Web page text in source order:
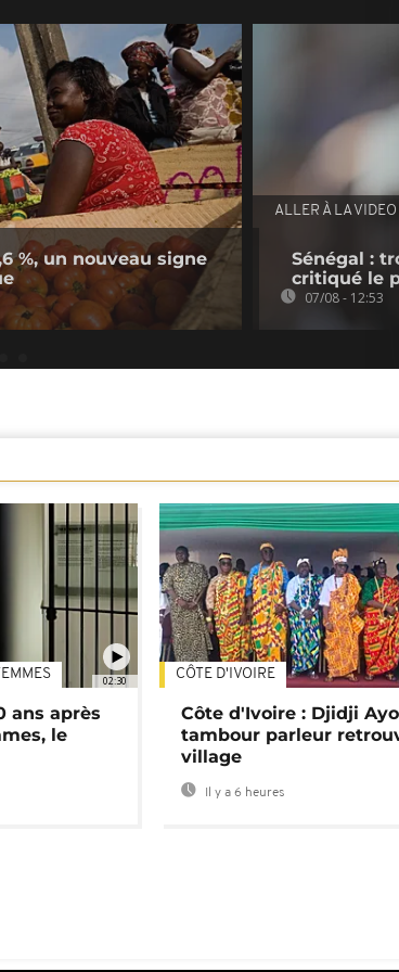
%, un nouveau signe
ALLER À LA VIDEO
Sénégal :
critiqué le
07/08 - 12:53
02:30
ans après
le
CÔTE D'IVOIRE
Côte d'Ivoire : Djidji
tambour parleur
village
Il y a 6 heures